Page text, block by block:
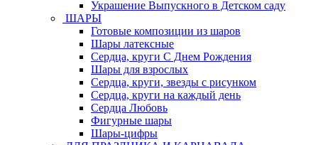
Украшение Выпускного в Детском саду
ШАРЫ
Готовые композиции из шаров
Шары латексные
Сердца, круги С Днем Рождения
Шары для взрослых
Сердца, круги, звезды с рисунком
Сердца, круги на каждый день
Сердца Любовь
Фигурные шары
Шары-цифры